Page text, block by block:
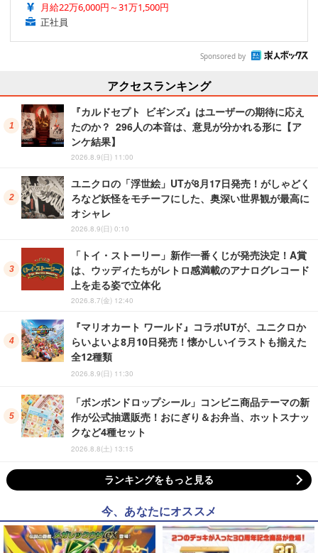
月給22万6,000円～31万1,500円
正社員
Sponsored by
アクセスランキング
『カルドセプト ビギンズ』はユーザーの期待に応え
たのか？ 296人の本音は、意見が分かれる形に【ア
ンケ結果】
2026.8.9(日) 11:00
ユニクロの「浮世絵」UTが8月17日発売！がしゃどく
ろなど妖怪をモチーフにした、奥深い世界観が最高に
オシャレ
2026.8.9(日) 0:10
「トイ・ストーリー」新作一番くじが発売決定！A賞
は、ウッディたちがレトロ感満載のアナログレコード
上を走る姿で立体化
2026.8.7(金) 12:40
『マリオカート ワールド』コラボUTが、ユニクロか
らいよいよ8月10日発売！懐かしいイラストも揃えた
全12種類
2026.8.9(日) 11:30
「ボンボンドロップシール」コンビニ商品テーマの新
作が公式抽選販売！おにぎり＆お弁当、ホットスナッ
クなど4種セット
2026.8.8(土) 13:15
ランキングをもっと見る
今、あなたにオススメ